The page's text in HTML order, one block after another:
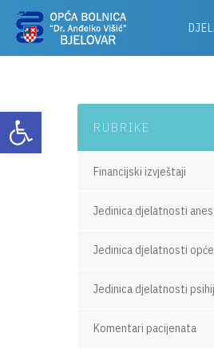
Otvori alatnu traku RUBRIKE
Financijski izvještaji
Jedinica djelatnosti
Jedinica djelatnosti
Jedinica djelatnosti
Komentari pacijenata